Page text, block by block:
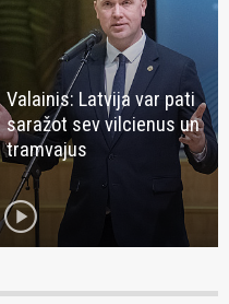
Valainis: Latvija var pati
saražot sev vilcienus un
tramvajus
play_circle